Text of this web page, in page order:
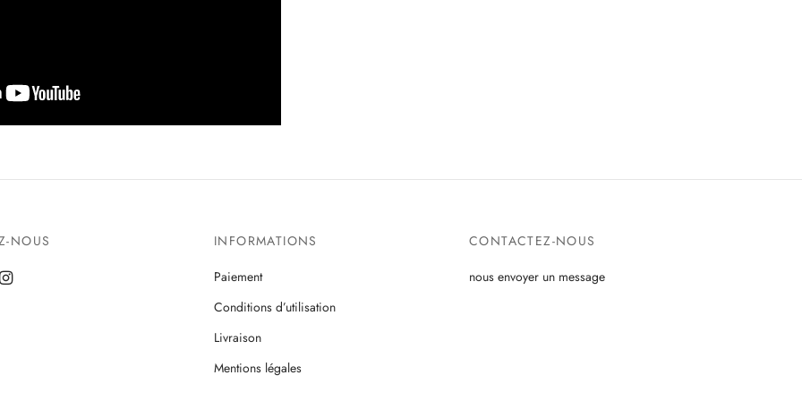
NOUS INFORMATIONS
Paiement
Conditions d’utilisation
Livraison
Mentions légales
CONTACTEZ-NOUS
nous envoyer un message